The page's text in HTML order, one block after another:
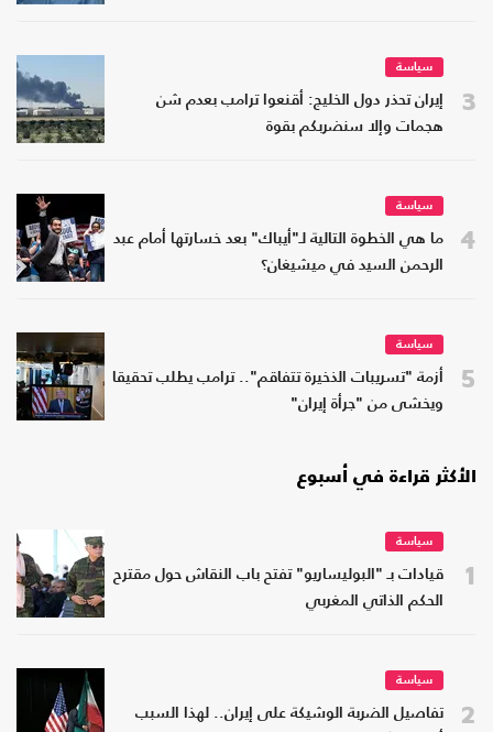
3
سياسة
إيران تحذر دول الخليج: أقنعوا ترامب بعدم شن
هجمات وإلا سنضربكم بقوة
4
سياسة
ما هي الخطوة التالية لـ"أيباك" بعد خسارتها أمام عبد
الرحمن السيد في ميشيغان؟
5
سياسة
أزمة "تسريبات الذخيرة تتفاقم".. ترامب يطلب تحقيقا
ويخشى من "جرأة إيران"
الأكثر قراءة في أسبوع
1
سياسة
قيادات بـ "البوليساريو" تفتح باب النقاش حول مقترح
الحكم الذاتي المغربي
2
سياسة
تفاصيل الضربة الوشيكة على إيران.. لهذا السبب